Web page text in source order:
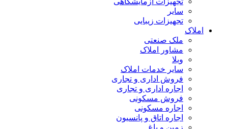
سایر
تجهیزات زیبایی
املاک
ملک صنعتی
مشاور املاک
ویلا
سایر خدمات املاک
فروش اداری و تجاری
اجاره اداری و تجاری
فروش مسکونی
اجاره مسکونی
اجاره اتاق و پانسیون